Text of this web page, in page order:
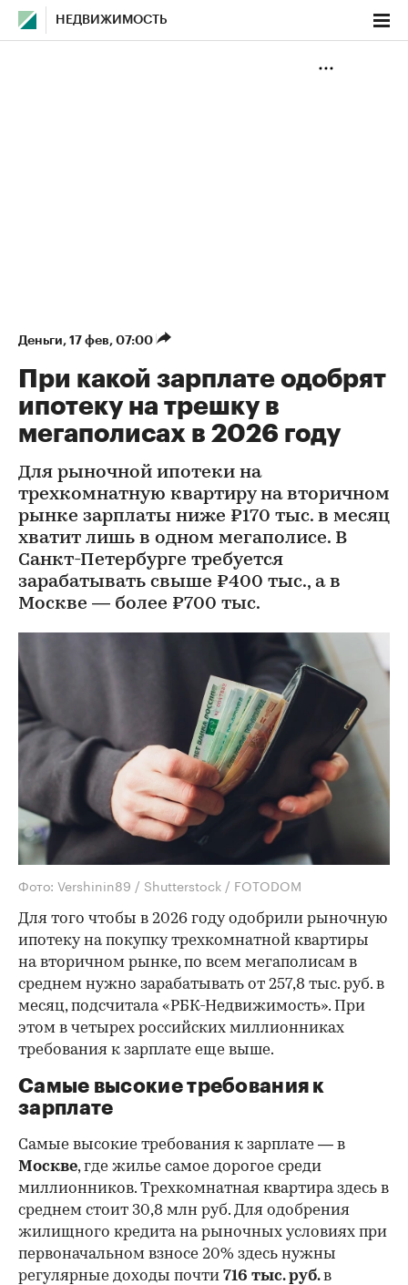
НЕДВИЖИМОСТЬ
Деньги⁠, 17 фев, 07:00
При какой зарплате одобрят
ипотеку на трешку в
мегаполисах в 2026 году
Для рыночной ипотеки на
трехкомнатную квартиру на вторичном
рынке зарплаты ниже ₽170 тыс. в месяц
хватит лишь в одном мегаполисе. В
Санкт-Петербурге требуется
зарабатывать свыше ₽400 тыс., а в
Москве — более ₽700 тыс.
Фото: Vershinin89 / Shutterstock / FOTODOM
Для того чтобы в 2026 году одобрили рыночную
ипотеку на покупку трехкомнатной квартиры
на вторичном рынке, по всем мегаполисам в
среднем нужно зарабатывать от 257,8 тыс. руб. в
месяц, подсчитала «РБК-Недвижимость». При
этом в четырех российских миллионниках
требования к зарплате еще выше.
Самые высокие требования к
зарплате
Самые высокие требования к зарплате — в
Москве, где жилье самое дорогое среди
миллионников. Трехкомнатная квартира здесь в
среднем стоит 30,8 млн руб. Для одобрения
жилищного кредита на рыночных условиях при
первоначальном взносе 20% здесь нужны
регулярные доходы почти 716 тыс. руб.в